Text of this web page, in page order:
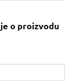
o proizvodu